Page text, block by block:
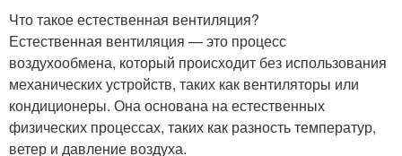
Что такое естественная вентиляция?
Естественная вентиляция — это процесс
воздухообмена, который происходит без использования
механических устройств, таких как вентиляторы или
кондиционеры. Она основана на естественных
физических процессах, таких как разность температур,
ветер и давление воздуха.